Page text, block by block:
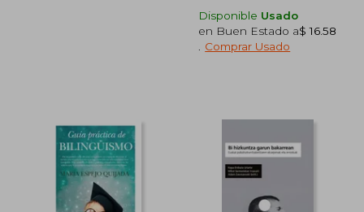
dcto. $ 24.60
45%
Disponible Usado
en Buen Estado a$ 16.58
Comprar Usado